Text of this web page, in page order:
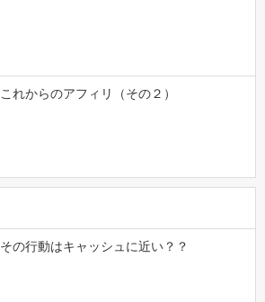
これからのアフィリ（その２）
その行動はキャッシュに近い？？